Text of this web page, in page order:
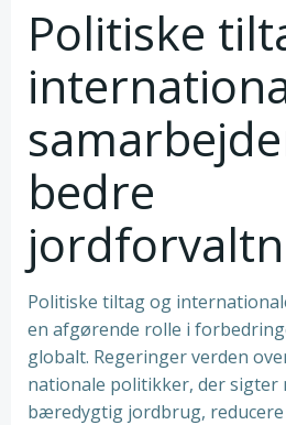
Politiske
bedre
Politiske tiltag og
en afgørende rolle i
globalt. Regeringer verden
nationale politikker, der sigter
bæredygtig jordbrug,